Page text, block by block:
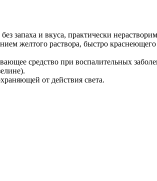
запаха и вкуса, практически
желтого раствора, быстро
средство при воспалительных
от действия света.